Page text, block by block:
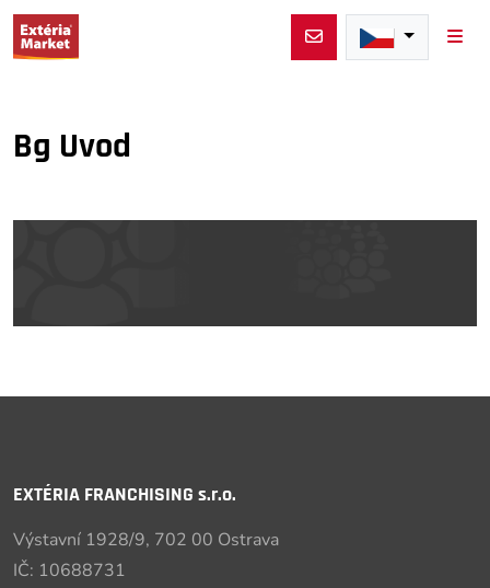
Bg Uvod
EXTÉRIA FRANCHISING s.r.o.
Výstavní 1928/9, 702 00 Ostrava
IČ: 10688731